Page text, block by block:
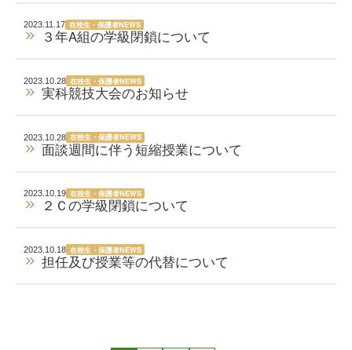
2023.11.17 在校生・保護者NEWS
３年A組の学級閉鎖について
2023.10.28 在校生・保護者NEWS
実科競技大会のお知らせ
2023.10.28 在校生・保護者NEWS
面談週間に伴う短縮授業について
2023.10.19 在校生・保護者NEWS
２Ｃの学級閉鎖について
2023.10.18 在校生・保護者NEWS
担任及び授業等の代替について